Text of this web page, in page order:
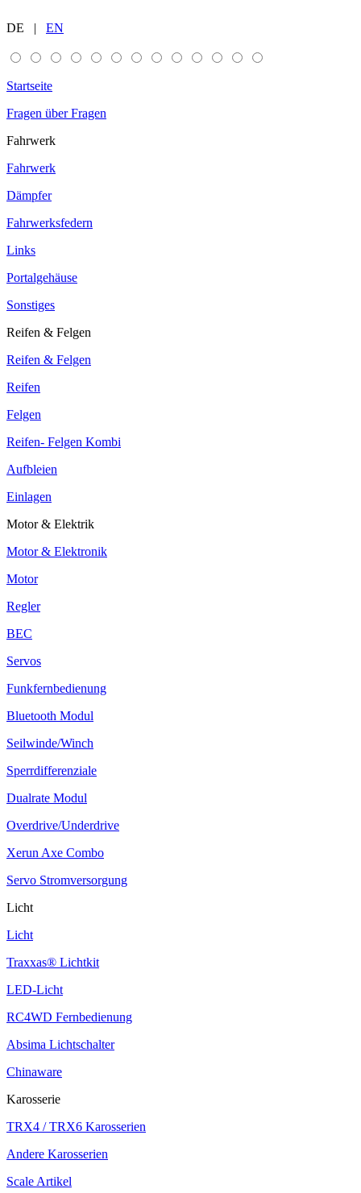
DE | EN
Startseite
Fragen über Fragen
Fahrwerk
Fahrwerk
Dämpfer
Fahrwerksfedern
Links
Portalgehäuse
Sonstiges
Reifen & Felgen
Reifen & Felgen
Reifen
Felgen
Reifen- Felgen Kombi
Aufbleien
Einlagen
Motor & Elektrik
Motor & Elektronik
Motor
Regler
BEC
Servos
Funkfernbedienung
Bluetooth Modul
Seilwinde/Winch
Sperrdifferenziale
Dualrate Modul
Overdrive/Underdrive
Xerun Axe Combo
Servo Stromversorgung
Licht
Licht
Traxxas® Lichtkit
LED-Licht
RC4WD Fernbedienung
Absima Lichtschalter
Chinaware
Karosserie
TRX4 / TRX6 Karosserien
Andere Karosserien
Scale Artikel